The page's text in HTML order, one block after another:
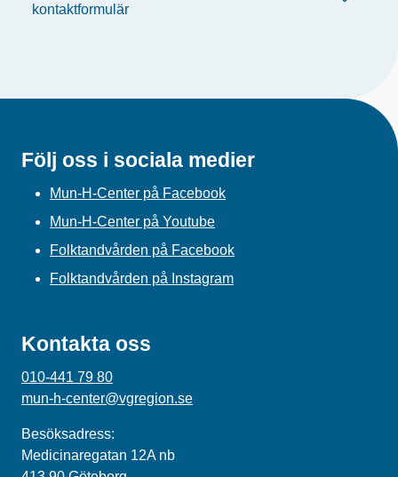
kontaktformulär
Följ oss i sociala medier
Mun-H-Center på Facebook
Mun-H-Center på Youtube
Folktandvården på Facebook
Folktandvården på Instagram
Kontakta oss
010-441 79 80
mun-h-center@vgregion.se
Besöksadress:
Medicinaregatan 12A nb